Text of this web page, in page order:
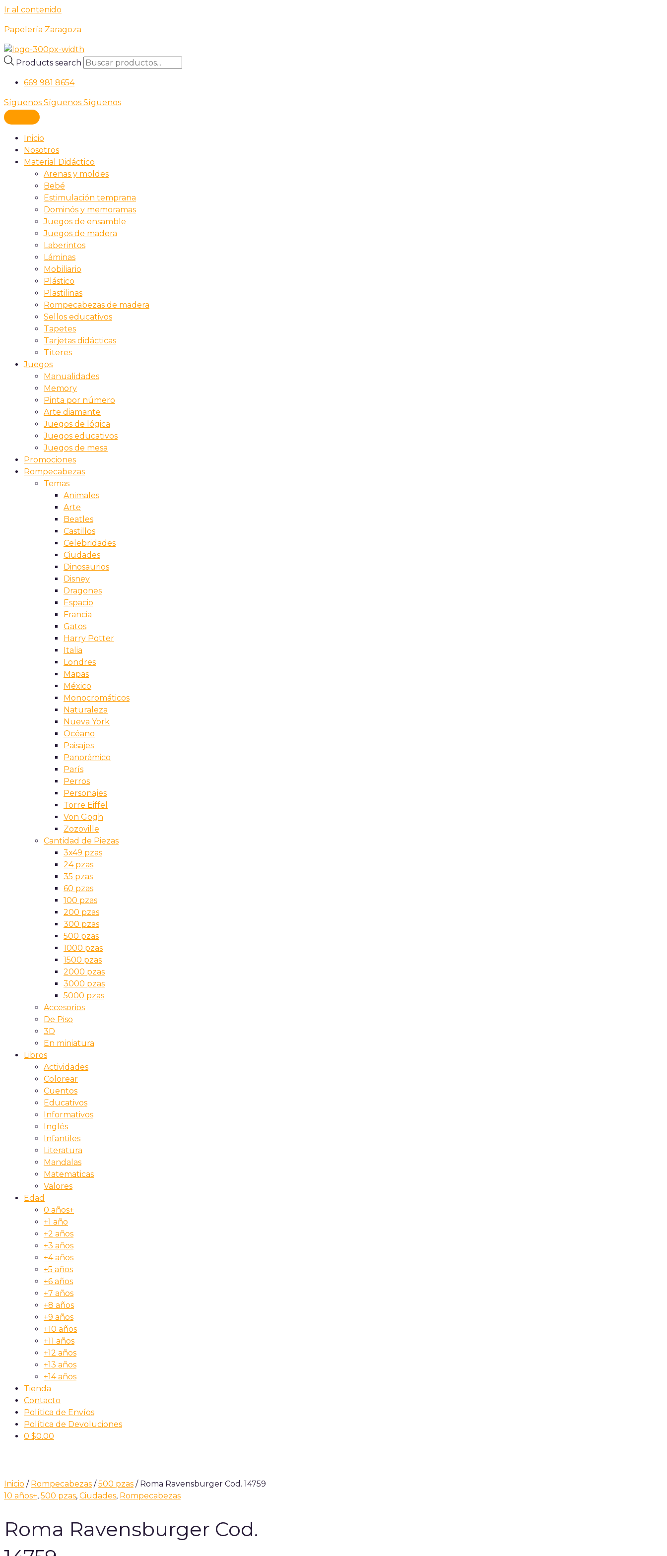
Ir al contenido
Papelería Zaragoza
Products search
669 981 8654
Síguenos Síguenos Síguenos
Inicio
Nosotros
Material Didáctico
Arenas y moldes
Bebé
Estimulación temprana
Dominós y memoramas
Juegos de ensamble
Juegos de madera
Laberintos
Láminas
Mobiliario
Plástico
Plastilinas
Rompecabezas de madera
Sellos educativos
Tapetes
Tarjetas didácticas
Títeres
Juegos
Manualidades
Memory
Pinta por número
Arte diamante
Juegos de lógica
Juegos educativos
Juegos de mesa
Promociones
Rompecabezas
Temas
Animales
Arte
Beatles
Castillos
Celebridades
Ciudades
Dinosaurios
Disney
Dragones
Espacio
Francia
Gatos
Harry Potter
Italia
Londres
Mapas
México
Monocromáticos
Naturaleza
Nueva York
Océano
Paisajes
Panorámico
París
Perros
Personajes
Torre Eiffel
Von Gogh
Zozoville
Cantidad de Piezas
3x49 pzas
24 pzas
35 pzas
60 pzas
100 pzas
200 pzas
300 pzas
500 pzas
1000 pzas
1500 pzas
2000 pzas
3000 pzas
5000 pzas
Accesorios
De Piso
3D
En miniatura
Libros
Actividades
Colorear
Cuentos
Educativos
Informativos
Inglés
Infantiles
Literatura
Mandalas
Matematicas
Valores
Edad
0 años+
+1 año
+2 años
+3 años
+4 años
+5 años
+6 años
+7 años
+8 años
+9 años
+10 años
+11 años
+12 años
+13 años
+14 años
Tienda
Contacto
Política de Envíos
Política de Devoluciones
0 $0.00
Inicio / Rompecabezas /500 pzas / Roma Ravensburger Cod. 14759
10 años+, 500 pzas, Ciudades, Rompecabezas
Roma Ravensburger Cod.